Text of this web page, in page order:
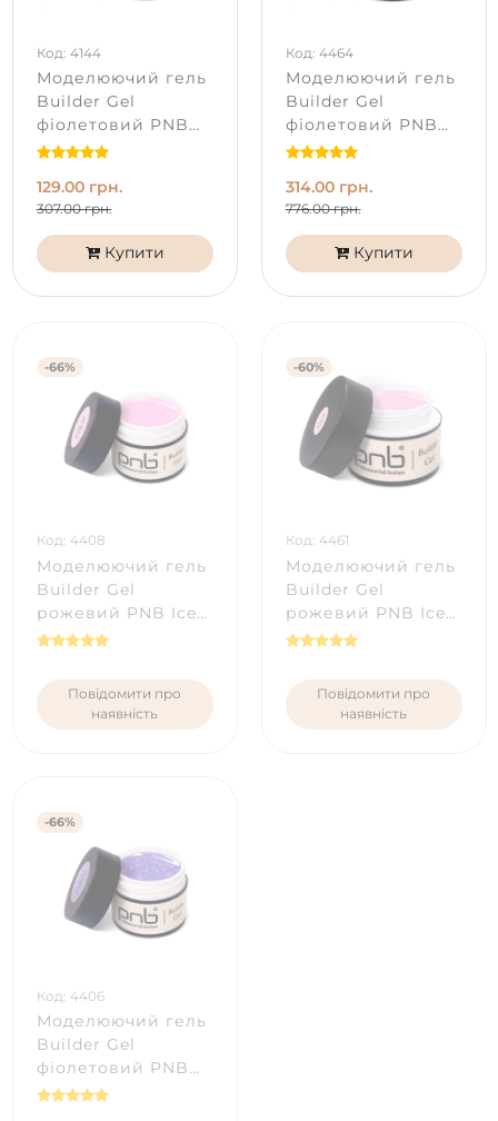
Код: 4144
Моделюючий гель
Builder Gel
фіолетовий PNB
Purple Stardust (15
129.00 грн.
307.00 грн.
Купити
Код: 4464
Моделюючий гель
Builder Gel
фіолетовий PNB
Purple Stardust (50
314.00 грн.
776.00 грн.
Купити
-66%
Код: 4408
Моделюючий гель
Builder Gel
рожевий PNB Ice
Rose (5 мл)
Повідомити про
наявність
-60%
Код: 4461
Моделюючий гель
Builder Gel
рожевий PNB Ice
Rose (50 мл)
Повідомити про
наявність
-66%
Код: 4406
Моделюючий гель
Builder Gel
фіолетовий PNB
Purple Stardust (5